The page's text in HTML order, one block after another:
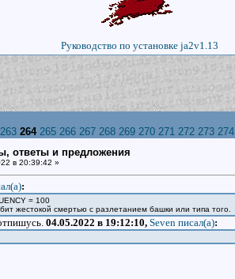
Руководство по установке ja2v1.13
263 264 265 266 267 268 269 270 271 272 273 274
ответы и предложения
в 20:39:42 »
:
= 100
жестокой смертью с разлетанием башки или типа того.
04.05.2022 в 19:12:10, Seven писал(a):